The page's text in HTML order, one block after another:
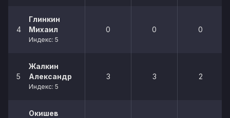
4
Глинкин
Михаил
Индекс: 5
0 0 0
5
Жалкин
Александр
Индекс: 5
3 3 2
Окишев